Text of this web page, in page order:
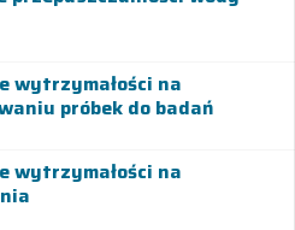
wytrzymałości na
próbek do badań
wytrzymałości na